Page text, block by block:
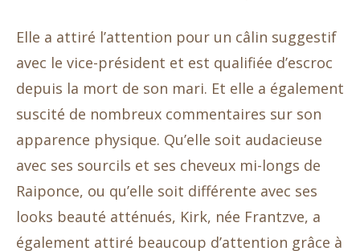
Elle a attiré l’attention pour un câlin suggestif
avec le vice-président et est qualifiée d’escroc
depuis la mort de son mari. Et elle a également
suscité de nombreux commentaires sur son
apparence physique. Qu’elle soit audacieuse
avec ses sourcils et ses cheveux mi-longs de
Raiponce, ou qu’elle soit différente avec ses
looks beauté atténués, Kirk, née Frantzve, a
également attiré beaucoup d’attention grâce à